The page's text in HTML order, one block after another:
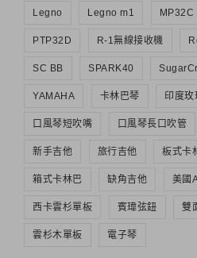
Legno Legno m1 MP32C
PTP32D R-1無線接收機
SC BB SPARK40
YAMAHA 卡林巴琴 印度玫
口風琴短吹嘴 口風琴長口吹管
新手吉他 旅行吉他 板式卡
箱式卡林巴 缺角吉他 美國
西卡雲杉單板 賓瑋弦鈕 雙
雲杉木單板 電子琴